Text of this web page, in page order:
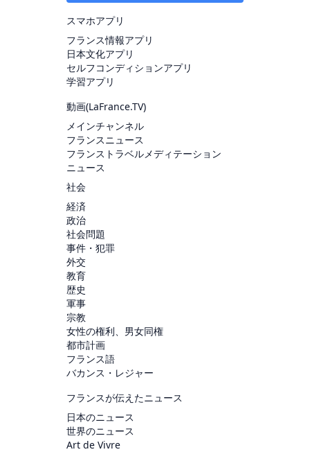
スマホアプリ
フランス情報アプリ
日本文化アプリ
セルフコンディションアプリ
学習アプリ
動画(LaFrance.TV)
メインチャンネル
フランスニュース
フランストラベルメディテーション
ニュース
社会
経済
政治
社会問題
事件・犯罪
外交
教育
歴史
軍事
宗教
女性の権利、男女同権
都市計画
フランス語
バカンス・レジャー
フランスが伝えたニュース
日本のニュース
世界のニュース
Art de Vivre